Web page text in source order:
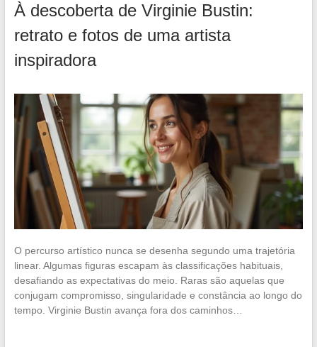
À descoberta de Virginie Bustin:
retrato e fotos de uma artista
inspiradora
O percurso artístico nunca se desenha segundo uma trajetória
linear. Algumas figuras escapam às classificações habituais,
desafiando as expectativas do meio. Raras são aquelas que
conjugam compromisso, singularidade e constância ao longo do
tempo. Virginie Bustin avança fora dos caminhos…